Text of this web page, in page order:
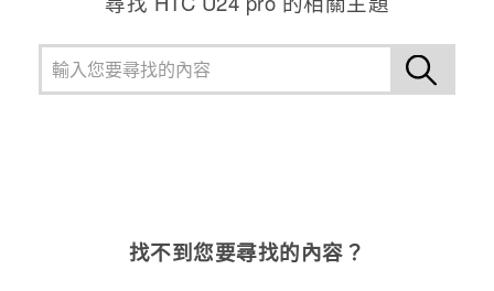
找不到您要尋找的內容？